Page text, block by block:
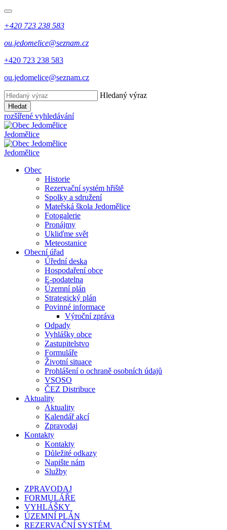
+420 723 238 583
ou.jedomelice@seznam.cz
+420 723 238 583
ou.jedomelice@seznam.cz
Hledaný výraz
Hledat
rozšířené vyhledávání
Jedomělice
Jedomělice
Obec
Historie
Rezervační systém hřiště
Spolky a sdružení
Mateřská škola Jedomělice
Fotogalerie
Pronájmy
Ukliďme svět
Meteostanice
Obecní úřad
Úřední deska
Hospodaření obce
E-podatelna
Územní plán
Strategický plán
Povinné informace
Výroční zpráva
Odpady
Vyhlášky obce
Zastupitelstvo
Formuláře
Životní situace
Prohlášení o ochraně osobních údajů
VSOSO
ČEZ Distribuce
Aktuality
Aktuality
Kalendář akcí
Zpravodaj
Kontakty
Kontakty
Důležité odkazy
Napište nám
Služby
ZPRAVODAJ
FORMULÁŘE
VYHLÁŠKY
ÚZEMNÍ PLÁN
REZERVAČNÍ SYSTÉM